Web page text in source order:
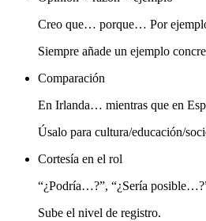
Creo que… porque… Por
Siempre añade un ejemplo
Comparación
En Irlanda… mientras que en
Úsalo para cultura/educación/
Cortesía en el rol
“¿Podría…?”, “¿Sería
Sube el nivel de registro.